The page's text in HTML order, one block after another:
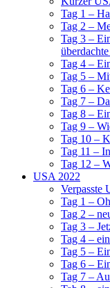
Tag 1 –
Tag 2 –
Tag 3 –
Tag 4 –
Tag 5 –
Tag 6 –
Tag 7 –
Tag 8 –
Tag 9 –
Tag 10 –
Tag 11 –
Tag 12 –
USA 2022
Verpasste
Tag 1 –
Tag 2 –
Tag 3 –
Tag 4 –
Tag 5 –
Tag 6 –
Tag 7 –